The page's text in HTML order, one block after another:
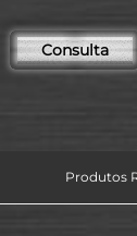
Consulta
Produtos